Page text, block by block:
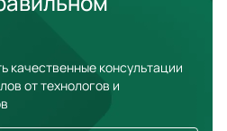
качественные консультации
от технологов и